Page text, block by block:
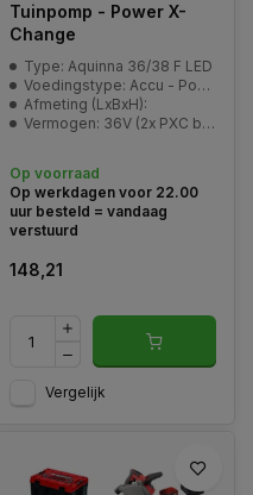
Tuinpomp - Power X-
Change
Type: Aquinna 36/38 F LED
Voedingstype: Accu - Power-X-Change
Afmeting (LxBxH):
Vermogen: 36V (2x PXC batterij)
Op voorraad
Op werkdagen voor 22.00
uur besteld = vandaag
verstuurd
148,21
Vergelijk